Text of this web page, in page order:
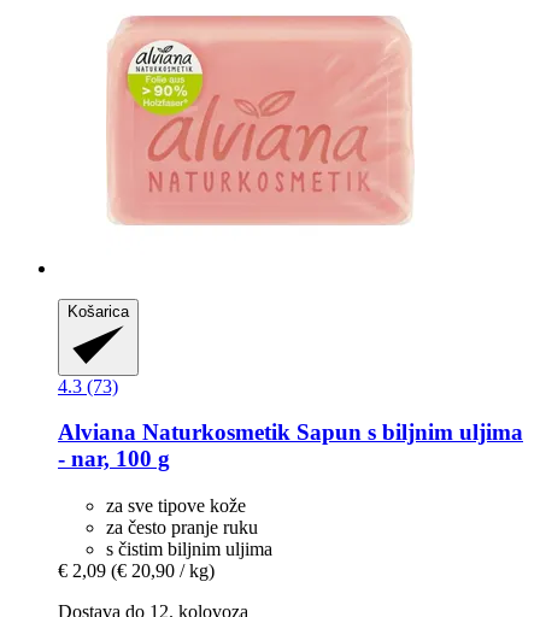
Košarica
4.3 (73)
Alviana Naturkosmetik Sapun s biljnim uljima
-​ nar, 100 g
za sve tipove kože
za često pranje ruku
s čistim biljnim uljima
€ 2,09 (€ 20,90 / kg)
Dostava do 12. kolovoza